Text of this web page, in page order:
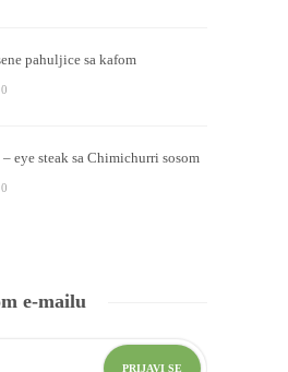
pahuljice sa kafom
0
eye steak sa Chimichurri sosom
0
e-mailu